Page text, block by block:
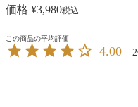
価格 ¥3,980税込
4.00 2